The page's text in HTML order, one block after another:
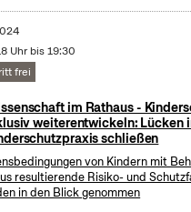
Uhr bis 19:30
frei
im Rathaus -
weiterentwickeln: Lücken
schließen
von Kindern mit
resultierende Risiko- und
in den Blick genommen